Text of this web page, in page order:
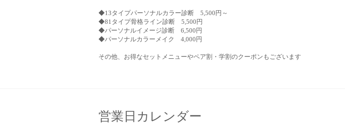
◆13タイプパーソナルカラー診断 5,500円～
◆81タイプ骨格ライン診断 5,500円
◆パーソナルイメージ診断 6,500円
◆パーソナルカラーメイク 4,000円
その他、お得なセットメニューやペア割・学割のクーポンもございます
営業日カレンダー